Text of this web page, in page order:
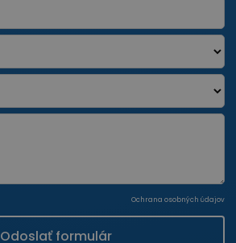
Ochrana osobných údajov
Odoslať formulár